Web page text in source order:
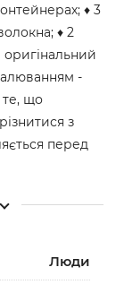
♦ 3
♦ 2
-
те, що
з
перед
Люди